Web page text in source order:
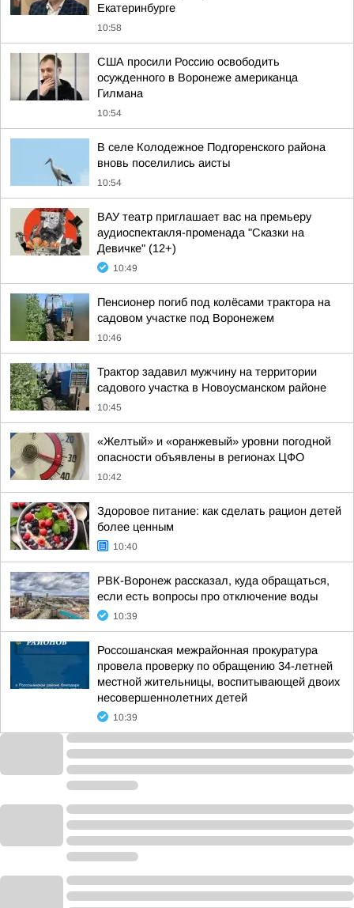
Екатеринбурге
10:58
США просили Россию освободить
осужденного в Воронеже американца
Гилмана
10:54
В селе Колодежное Подгоренского района
вновь поселились аисты
10:54
ВАУ театр приглашает вас на премьеру
аудиоспектакля-променада "Сказки на
Девичке" (12+)
10:49
Пенсионер погиб под колёсами трактора на
садовом участке под Воронежем
10:46
Трактор задавил мужчину на территории
садового участка в Новоусманском районе
10:45
«Желтый» и «оранжевый» уровни погодной
опасности объявлены в регионах ЦФО
10:42
Здоровое питание: как сделать рацион детей
более ценным
10:40
РВК-Воронеж рассказал, куда обращаться,
если есть вопросы про отключение воды
10:39
Россошанская межрайонная прокуратура
провела проверку по обращению 34-летней
местной жительницы, воспитывающей двоих
несовершеннолетних детей
10:39